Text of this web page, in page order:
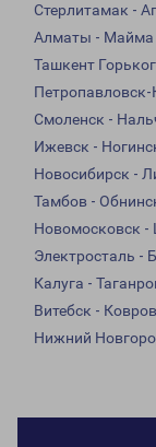
Стерлитамак -
Алматы - Майма
Ташкент
Смоленск -
Ижевск -
Новосибирск -
Тамбов -
Новомосковск
Электросталь -
Калуга -
Витебск - Ковров
Нижний